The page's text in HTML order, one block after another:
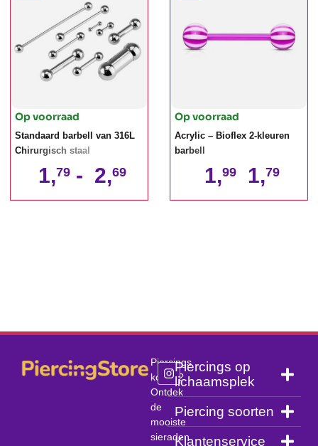
Op voorraad
Standaard barbell van 316L
Chirurgisch staal
1,79 - 2,69
Op voorraad
Acrylic – Bioflex 2-kleuren
barbell
1,99 1,79
Piercings
kopen?
Ontdek
de
mooiste
sieraden
Piercings op
lichaamsplek
Piercing soorten
Klantenservice